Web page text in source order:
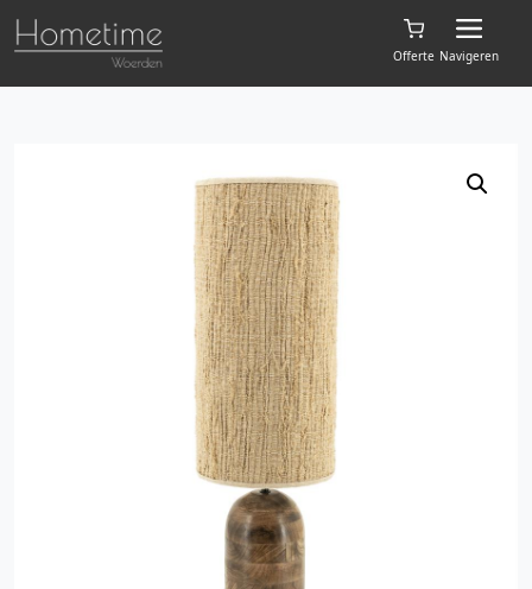
Offerte Navigeren